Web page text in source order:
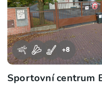
+8
Sportovní centrum